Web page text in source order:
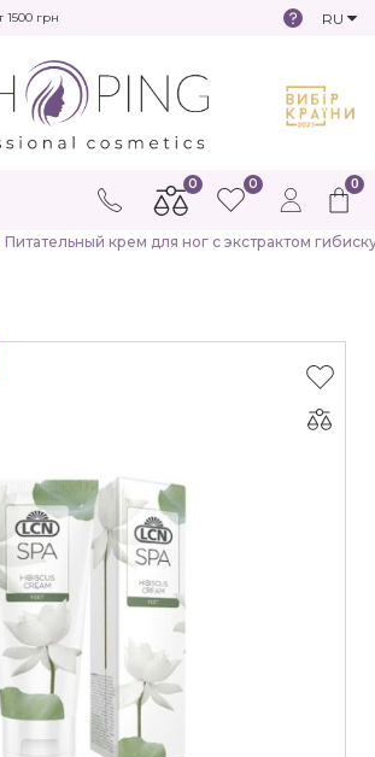
1500 грн RU
0
0 0
Питательный крем для ног с экстрактом